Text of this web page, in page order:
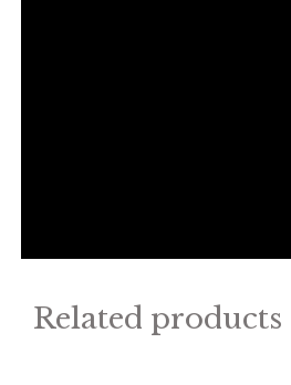
Related products